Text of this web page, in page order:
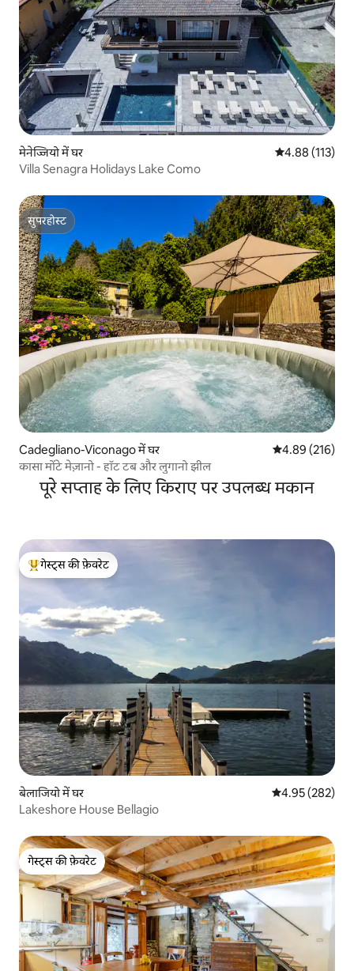
मेनेज्जियो में घर औसत रेटिंग 5 में से
4.88 (113)
Villa Senagra Holidays Lake Como
सुपरहोस्ट
सुपरहोस्ट
Cadegliano-Viconago में घर औसत रेटिंग 5 में से
4.89 (216)
कासा मोंटे मेज़ानो - हॉट टब और लुगानो झील
पूरे सप्ताह के लिए किराए पर उपलब्ध मकान
गेस्ट्स का टॉप फ़ेवरेट
गेस्ट्स की फ़ेवरेट
बेलाजियो में घर औसत रेटिंग 5 में से
4.95 (282)
Lakeshore House Bellagio
गेस्ट्स की फ़ेवरेट
गेस्ट्स की फ़ेवरेट